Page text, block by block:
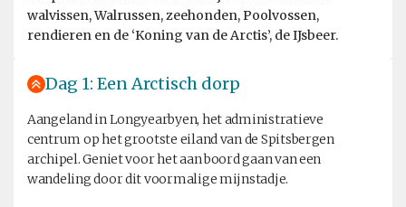
walvissen, Walrussen, zeehonden, Poolvossen,
rendieren en de ‘Koning van de Arctis’, de IJsbeer.
Dag 1: Een Arctisch dorp
Aangeland in Longyearbyen, het administratieve
centrum op het grootste eiland van de Spitsbergen
archipel. Geniet voor het aan boord gaan van een
wandeling door dit voormalige mijnstadje.